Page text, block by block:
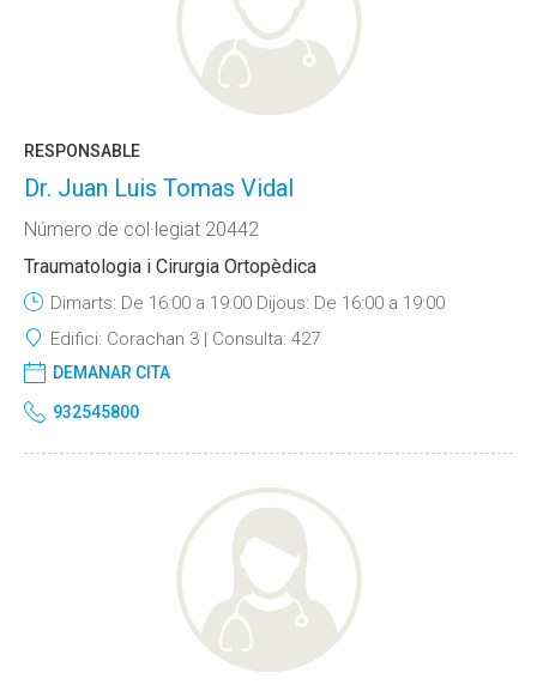
RESPONSABLE
Dr. Juan Luis Tomas Vidal
Número de col·legiat 20442
Traumatologia i Cirurgia Ortopèdica
Dimarts: De 16:00 a 19:00 Dijous: De 16:00 a 19:00
Edifici: Corachan 3 Consulta: 427
DEMANAR CITA
932545800